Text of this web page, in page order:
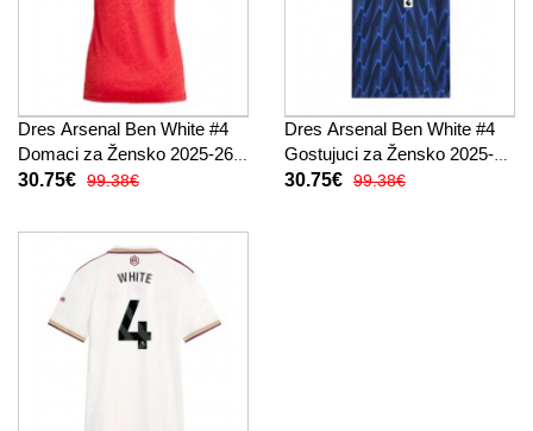
Dres Arsenal Ben White #4
Domaci za Žensko 2025-26
Kratak Rukav
30.75€ 99.38€
Dres Arsenal Ben White #4
Gostujuci za Žensko 2025-26
Kratak Rukav
30.75€ 99.38€